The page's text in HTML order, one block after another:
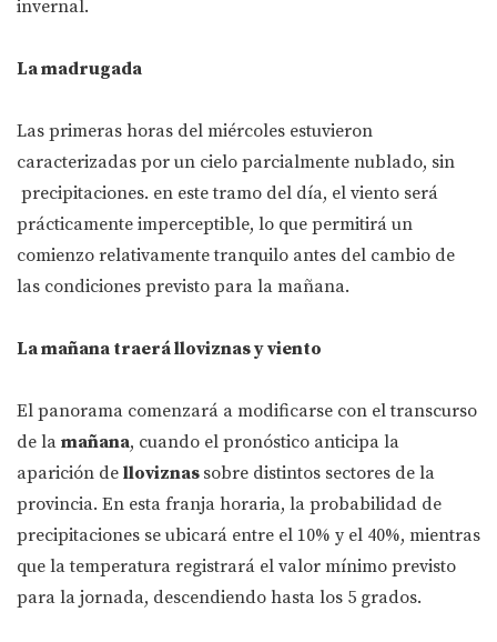
invernal.
La madrugada
Las primeras horas del miércoles estuvieron
caracterizadas por un cielo parcialmente nublado, sin
precipitaciones. en este tramo del día, el viento será
prácticamente imperceptible, lo que permitirá un
comienzo relativamente tranquilo antes del cambio de
las condiciones previsto para la mañana.
La mañana traerá lloviznas y viento
El panorama comenzará a modificarse con el transcurso
de la mañana, cuando el pronóstico anticipa la
aparición de lloviznas sobre distintos sectores de la
provincia. En esta franja horaria, la probabilidad de
precipitaciones se ubicará entre el 10% y el 40%, mientras
que la temperatura registrará el valor mínimo previsto
para la jornada, descendiendo hasta los 5 grados.